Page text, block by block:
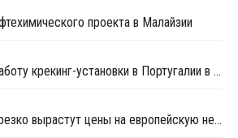
проекта в Малайзии
Repsol возобновит работу крекинг-установки в Португалии в июне
В апреле 2026 года резко вырастут цены на европейскую нефтехимическую продукцию